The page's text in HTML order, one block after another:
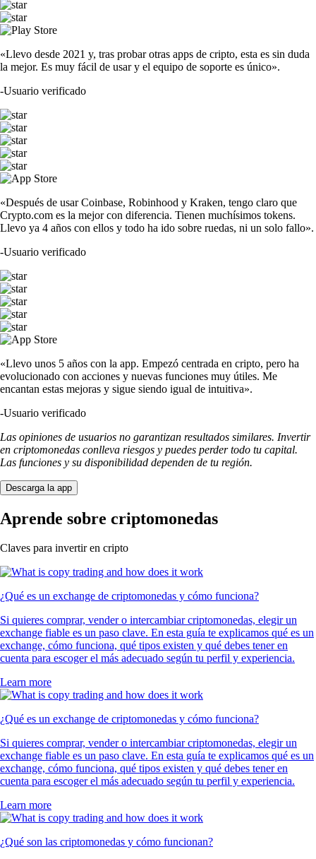
«Llevo desde 2021 y, tras probar otras apps de cripto, esta es sin duda
la mejor. Es muy fácil de usar y el equipo de soporte es único».
-Usuario verificado
«Después de usar Coinbase, Robinhood y Kraken, tengo claro que
Crypto.com es la mejor con diferencia. Tienen muchísimos tokens.
Llevo ya 4 años con ellos y todo ha ido sobre ruedas, ni un solo fallo».
-Usuario verificado
«Llevo unos 5 años con la app. Empezó centrada en cripto, pero ha
evolucionado con acciones y nuevas funciones muy útiles. Me
encantan estas mejoras y sigue siendo igual de intuitiva».
-Usuario verificado
Las opiniones de usuarios no garantizan resultados similares. Invertir
en criptomonedas conlleva riesgos y puedes perder todo tu capital.
Las funciones y su disponibilidad dependen de tu región.
Descarga la app
Aprende sobre criptomonedas
Claves para invertir en cripto
¿Qué es un exchange de criptomonedas y cómo funciona?
Si quieres comprar, vender o intercambiar criptomonedas, elegir un
exchange fiable es un paso clave. En esta guía te explicamos qué es un
exchange, cómo funciona, qué tipos existen y qué debes tener en
cuenta para escoger el más adecuado según tu perfil y experiencia.
Learn more
¿Qué es un exchange de criptomonedas y cómo funciona?
Si quieres comprar, vender o intercambiar criptomonedas, elegir un
exchange fiable es un paso clave. En esta guía te explicamos qué es un
exchange, cómo funciona, qué tipos existen y qué debes tener en
cuenta para escoger el más adecuado según tu perfil y experiencia.
Learn more
¿Qué son las criptomonedas y cómo funcionan?